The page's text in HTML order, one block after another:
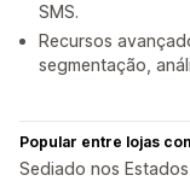
SMS.
Recursos
segmentação,
Popular entre lojas
Sediado nos